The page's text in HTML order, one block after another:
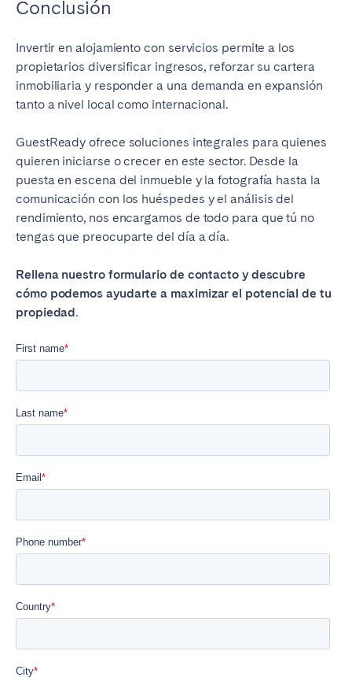
Conclusión
Invertir en alojamiento con servicios permite a los
propietarios diversificar ingresos, reforzar su cartera
inmobiliaria y responder a una demanda en expansión
tanto a nivel local como internacional.
GuestReady ofrece soluciones integrales para quienes
quieren iniciarse o crecer en este sector. Desde la
puesta en escena del inmueble y la fotografía hasta la
comunicación con los huéspedes y el análisis del
rendimiento, nos encargamos de todo para que tú no
tengas que preocuparte del día a día.
Rellena nuestro formulario de contacto y descubre
cómo podemos ayudarte a maximizar el potencial de tu
propiedad.